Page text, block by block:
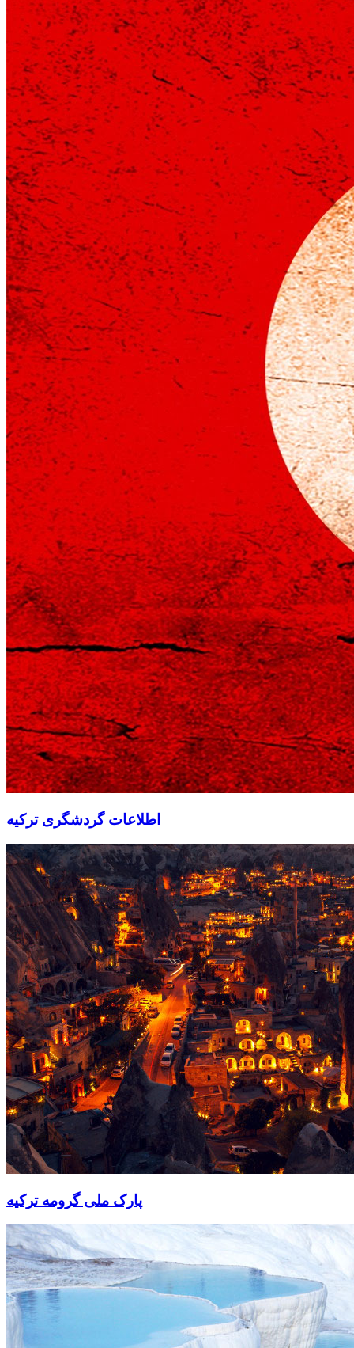
اطلاعات گردشگری ترکیه
پارک ملی گرومه ترکیه